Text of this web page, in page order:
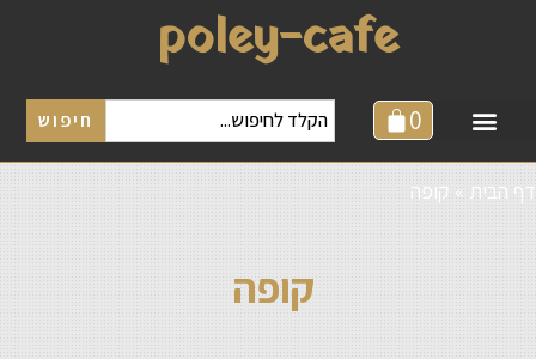
poley-cafe
0 חיפוש
דף הבית » קופה
קופה